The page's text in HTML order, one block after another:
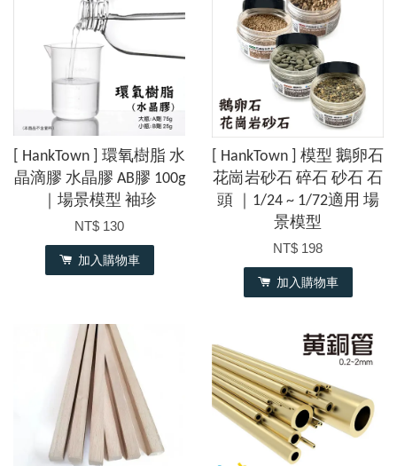
[ HankTown ] 環氧樹脂 水
晶滴膠 水晶膠 AB膠 100g
｜場景模型 袖珍
NT$ 130
加入購物車
[ HankTown ] 模型 鵝卵石
花崗岩砂石 碎石 砂石 石
頭 ｜1/24 ~ 1/72適用 場
景模型
NT$ 198
加入購物車